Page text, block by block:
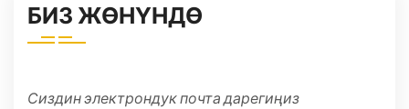
БИЗ ЖӨНҮНДӨ
Сиздин электрондук почта дарегиңиз